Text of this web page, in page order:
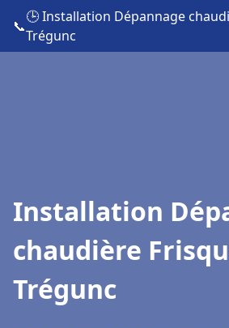
📞
🕒 Installation Dépannage
Trégunc
Installation
chaudière
Trégunc